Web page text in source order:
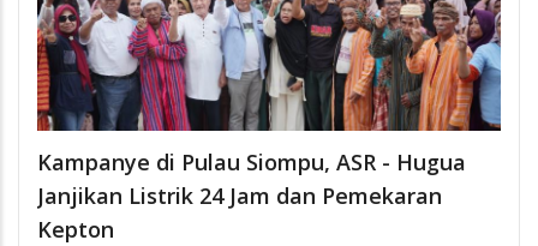
Kampanye di Pulau Siompu, ASR - Hugua
Janjikan Listrik 24 Jam dan Pemekaran
Kepton